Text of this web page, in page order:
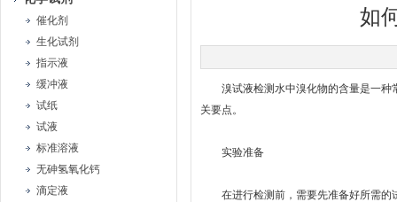
催化剂
生化试剂
指示液
缓冲液
试纸
试液
标准溶液
无砷氢氧化钙
滴定液
如
溴试液检测水中溴化物的含量是一种
关要点。
实验准备
在进行检测前，需要先准备好所需的